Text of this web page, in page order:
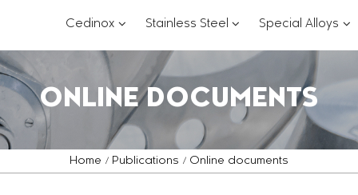
Cedinox???
Stainless Steel ???
Special Alloys ???
ONLINE DOCUMENTS
Home Publications Online documents